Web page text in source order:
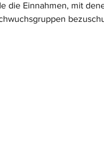
die Einnahmen, mit